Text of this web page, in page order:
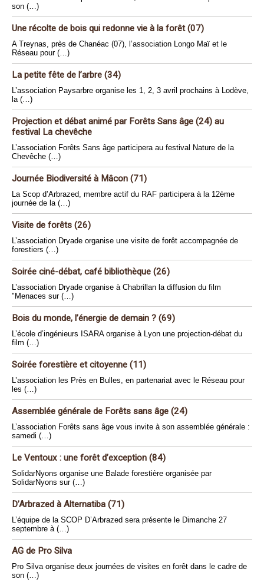
son (…)
Une récolte de bois qui redonne vie à la forêt (07)
A Treynas, près de Chanéac (07), l’association Longo Maï et le
Réseau pour (…)
La petite fête de l’arbre (34)
L’association Paysarbre organise les 1, 2, 3 avril prochains à Lodève,
la (…)
Projection et débat animé par Forêts Sans âge (24) au
festival La chevêche
L’association Forêts Sans âge participera au festival Nature de la
Chevêche (…)
Journée Biodiversité à Mâcon (71)
La Scop d’Arbrazed, membre actif du RAF participera à la 12ème
journée de la (…)
Visite de forêts (26)
L’association Dryade organise une visite de forêt accompagnée de
forestiers (…)
Soirée ciné-débat, café bibliothèque (26)
L’association Dryade organise à Chabrillan la diffusion du film
"Menaces sur (…)
Bois du monde, l’énergie de demain ? (69)
L’école d’ingénieurs ISARA organise à Lyon une projection-débat du
film (…)
Soirée forestière et citoyenne (11)
L’association les Près en Bulles, en partenariat avec le Réseau pour
les (…)
Assemblée générale de Forêts sans âge (24)
L’association Forêts sans âge vous invite à son assemblée générale :
samedi (…)
Le Ventoux : une forêt d’exception (84)
SolidarNyons organise une Balade forestière organisée par
SolidarNyons sur (…)
D’Arbrazed à Alternatiba (71)
L’équipe de la SCOP D’Arbrazed sera présente le Dimanche 27
septembre à (…)
AG de Pro Silva
Pro Silva organise deux journées de visites en forêt dans le cadre de
son (…)